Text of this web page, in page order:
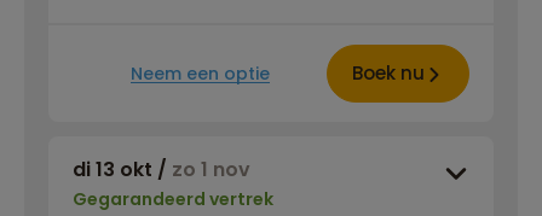
Neem een optie Boek nu
di 13 okt / zo 1 nov
Gegarandeerd vertrek